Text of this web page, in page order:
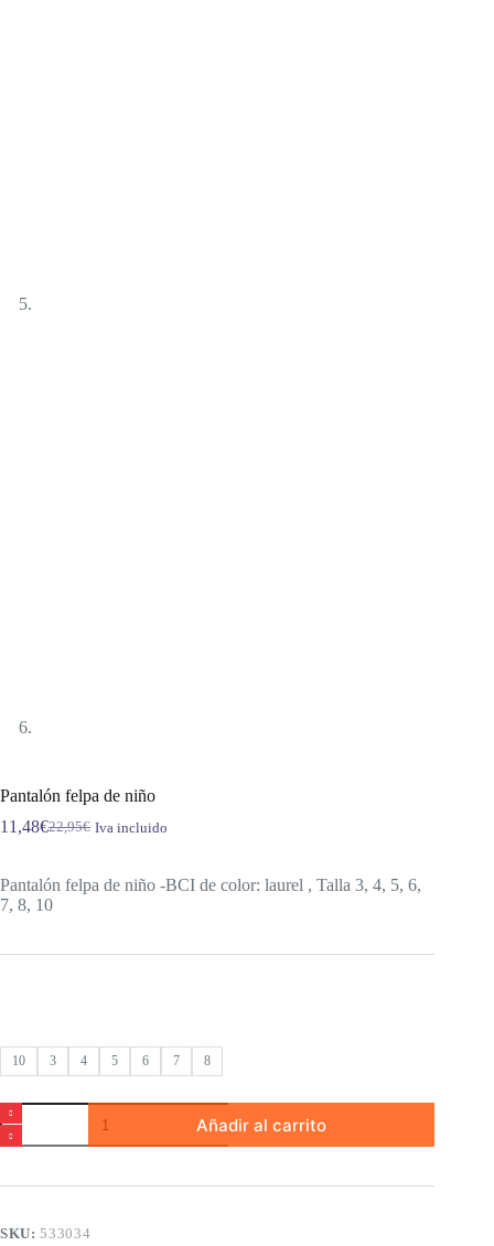
Pantalón felpa de niño
22,95€
El
original
era:
22,95€.
11,48€El
actual
es:
11,48€.
Iva incluido
Pantalón felpa de niño -BCI de color: laurel , Talla 3, 4, 5, 6,
7, 8, 10
10 3 4 5 6 7 8
Pantalón
felpa
de
cantidad
Añadir al carrito
SKU:533034